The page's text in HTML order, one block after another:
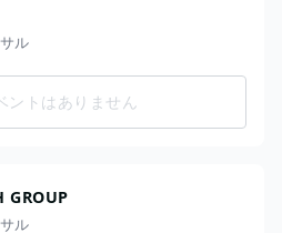
ル
ントはありません
GROUP
ル